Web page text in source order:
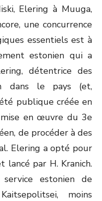
Elering à Muuga,
une concurrence
essentiels est à
estonien qui a
détentrice des
dans le pays (et,
publique créée en
en œuvre du 3e
de procéder à des
Elering a opté pour
lancé par H. Kranich.
estonien de
moins